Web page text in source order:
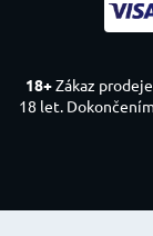
18+Zákaz
18 let.